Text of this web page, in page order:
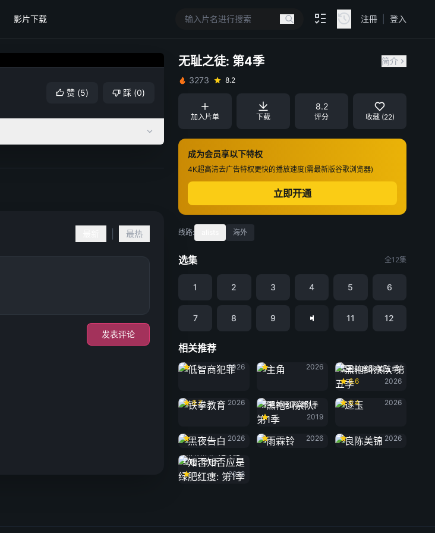
影片下载 注冊 登入
赞 (5) 踩 (0)
无耻之徒: 第4季
简介
3273
8.2
加入片单 下载
8.2
评分 收藏 (22)
成为会员享以下特权
4K超高清去广告特权更快的播放速度(需最新版谷歌浏览器)
立即开通
线路: 海外
选集 全12集
1 2 3 4 5 6
7 8 9 11 12
相关推荐
低智商犯罪
2026
2026
黑袍纠察队 第五季
6.6
2026
8.7
2026
黑袍纠察队: 第1季
2019
逐玉
6.4
2026
2026
雨霖铃
2026
2026
红瘦: 第1季
2018
最热
发表评论